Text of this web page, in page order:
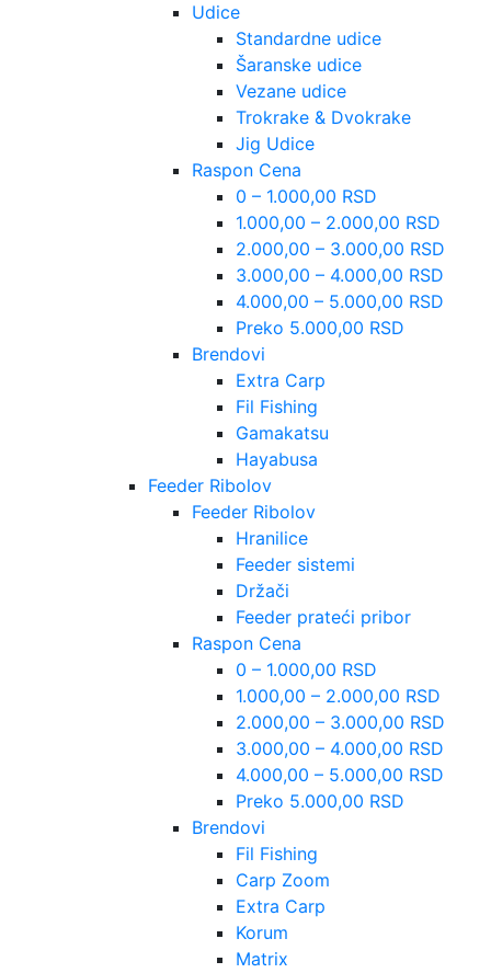
Udice
Standardne udice
Šaranske udice
Vezane udice
Trokrake & Dvokrake
Jig Udice
Raspon Cena
0 – 1.000,00 RSD
1.000,00 – 2.000,00 RSD
2.000,00 – 3.000,00 RSD
3.000,00 – 4.000,00 RSD
4.000,00 – 5.000,00 RSD
Preko 5.000,00 RSD
Brendovi
Extra Carp
Fil Fishing
Gamakatsu
Hayabusa
Feeder Ribolov
Feeder Ribolov
Hranilice
Feeder sistemi
Držači
Feeder prateći pribor
Raspon Cena
0 – 1.000,00 RSD
1.000,00 – 2.000,00 RSD
2.000,00 – 3.000,00 RSD
3.000,00 – 4.000,00 RSD
4.000,00 – 5.000,00 RSD
Preko 5.000,00 RSD
Brendovi
Fil Fishing
Carp Zoom
Extra Carp
Korum
Matrix